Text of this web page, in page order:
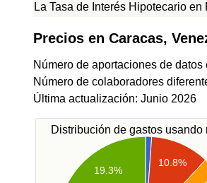
La Tasa de Interés Hipotecario
Precios en Caracas,
Número de aportaciones de
Número de colaboradores
Última actualización: Junio 2026
Distribución de gastos
10.8%
19.3%